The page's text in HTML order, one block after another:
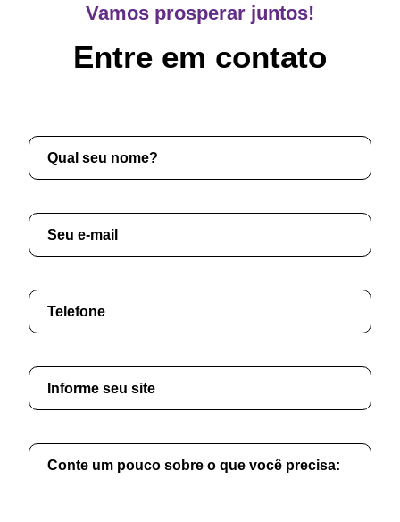
Vamos prosperar juntos!
Entre em contato